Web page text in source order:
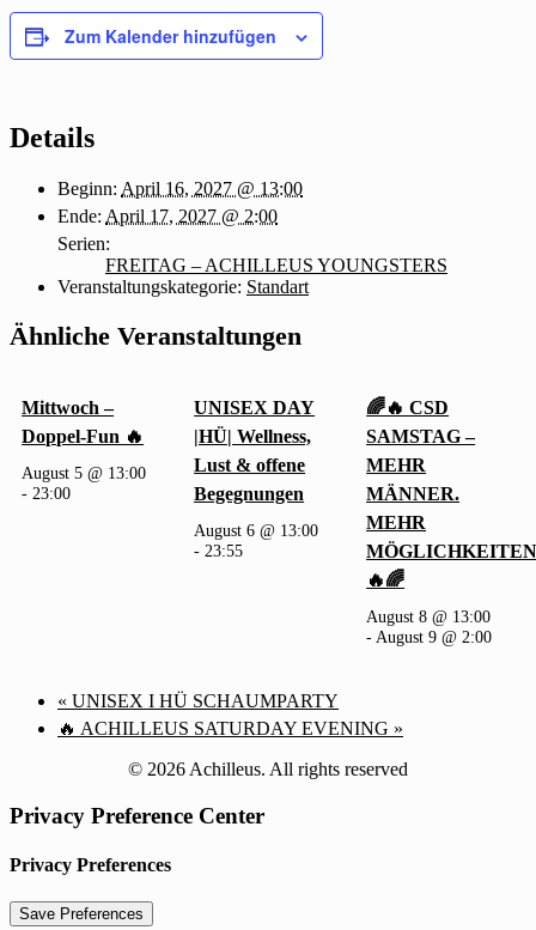
Zum Kalender hinzufügen
Details
Beginn: April 16, 2027 @ 13:00
Ende: April 17, 2027 @ 2:00
Serien:
FREITAG – ACHILLEUS YOUNGSTERS
Veranstaltungskategorie: Standart
Ähnliche Veranstaltungen
Mittwoch –
Doppel-Fun 🔥
August 5 @ 13:00
-23:00
UNISEX DAY
|HÜ| Wellness,
Lust & offene
Begegnungen
August 6 @ 13:00
-23:55
🌈🔥 CSD
SAMSTAG –
MEHR
MÄNNER.
MEHR
🔥🌈
August 8 @ 13:00
-August 9 @ 2:00
« UNISEX I HÜ SCHAUMPARTY
🔥 ACHILLEUS SATURDAY EVENING »
© 2026 Achilleus. All rights reserved
Privacy Preference Center
Privacy Preferences